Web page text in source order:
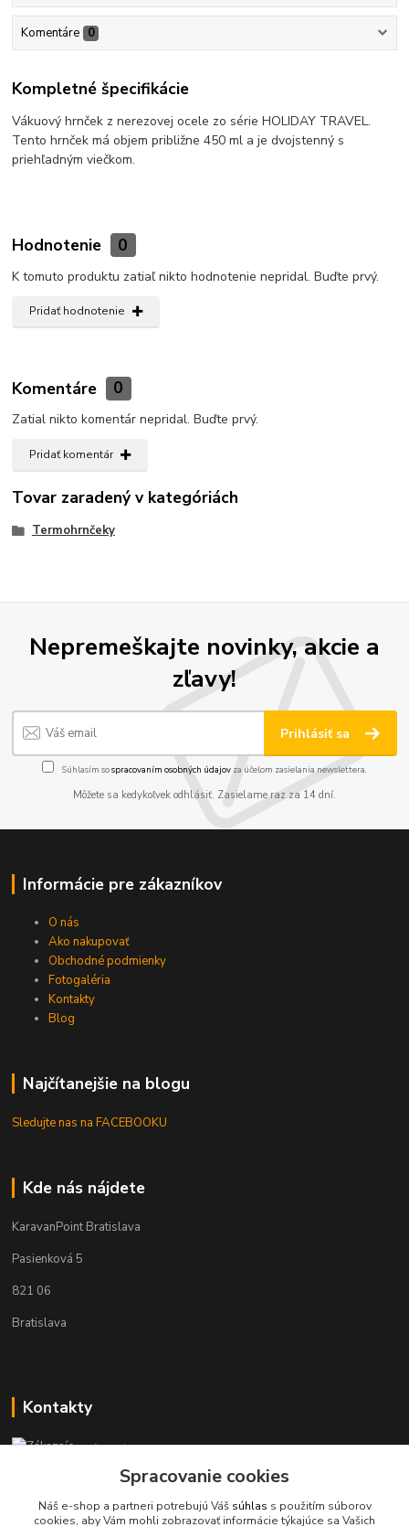
Komentáre 0
Kompletné špecifikácie
Vákuový hrnček z nerezovej ocele zo série HOLIDAY TRAVEL.
Tento hrnček má objem približne 450 ml a je dvojstenný s
priehľadným viečkom.
Hodnotenie 0
K tomuto produktu zatiaľ nikto hodnotenie nepridal. Buďte prvý.
Pridať hodnotenie
Komentáre 0
Zatial nikto komentár nepridal. Buďte prvý.
Pridať komentár
Tovar zaradený v kategóriách
Termohrnčeky
Nepremeškajte novinky, akcie a
zľavy!
Prihlásiť sa
Súhlasím sospracovaním osobných údajov za účelom zasielania newslettera.
Môžete sa kedykoľvek odhlásiť. Zasielame raz za 14 dní.
Informácie pre zákazníkov
O nás
Ako nakupovať
Obchodné podmienky
Fotogaléria
Kontakty
Blog
Najčítanejšie na blogu
Sledujte nas na FACEBOOKU
Kde nás nájdete
KaravanPoint Bratislava
Pasienková 5
821 06
Bratislava
Kontakty
Zákaznícka podpora KaravanPoint
+421902309993
(Po-Pia, 9-18 hod.)
Spracovanie cookies
Náš e-shop a partneri potrebujú Váš súhlas s použitím súborov
cookies, aby Vám mohli zobrazovať informácie týkajúce sa Vašich